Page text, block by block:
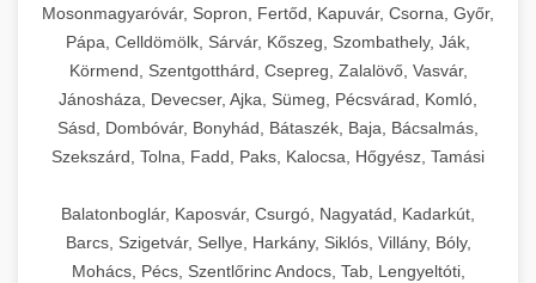
Mosonmagyaróvár, Sopron, Fertőd, Kapuvár, Csorna, Győr,
Pápa, Celldömölk, Sárvár, Kőszeg, Szombathely, Ják,
Körmend, Szentgotthárd, Csepreg, Zalalövő, Vasvár,
Jánosháza, Devecser, Ajka, Sümeg, Pécsvárad, Komló,
Sásd, Dombóvár, Bonyhád, Bátaszék, Baja, Bácsalmás,
Szekszárd, Tolna, Fadd, Paks, Kalocsa, Hőgyész, Tamási
Balatonboglár, Kaposvár, Csurgó, Nagyatád, Kadarkút,
Barcs, Szigetvár, Sellye, Harkány, Siklós, Villány, Bóly,
Mohács, Pécs, Szentlőrinc Andocs, Tab, Lengyeltóti,